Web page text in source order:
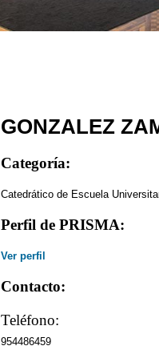
GONZALEZ
Categoría:
Catedrático de Escuela
Perfil de PRISMA:
Ver perfil
Contacto:
Teléfono:
954486459